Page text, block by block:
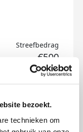
bezoekt.
technieken om
Streefbedrag
€500